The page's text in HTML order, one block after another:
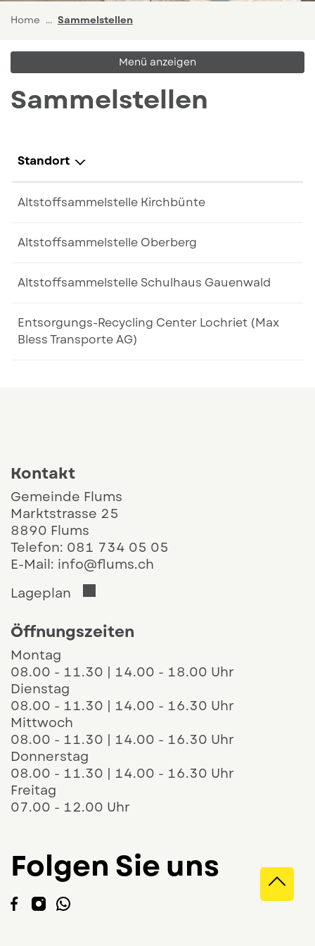
Home Sammelstellen(ausgewählt)
Menü anzeigen
Sammelstellen
Standort
Altstoffsammelstelle Kirchbünte
Altstoffsammelstelle Oberberg
Altstoffsammelstelle Schulhaus Gauenwald
Entsorgungs-Recycling Center Lochriet (Max
Bless Transporte AG)
Kontakt
Gemeinde Flums
Marktstrasse 25
8890 Flums
Telefon: 081 734 05 05
E-Mail: info@flums.ch
Lageplan
Öffnungszeiten
Montag
08.00 - 11.30 | 14.00 - 18.00 Uhr
Dienstag
08.00 - 11.30 | 14.00 - 16.30 Uhr
Mittwoch
08.00 - 11.30 | 14.00 - 16.30 Uhr
Donnerstag
08.00 - 11.30 | 14.00 - 16.30 Uhr
Freitag
07.00 - 12.00 Uhr
Folgen Sie uns
Der Link öffnet sich in einem neuen
Der Link öffnet sich in einem neuen
Der Link öffnet sich in einem